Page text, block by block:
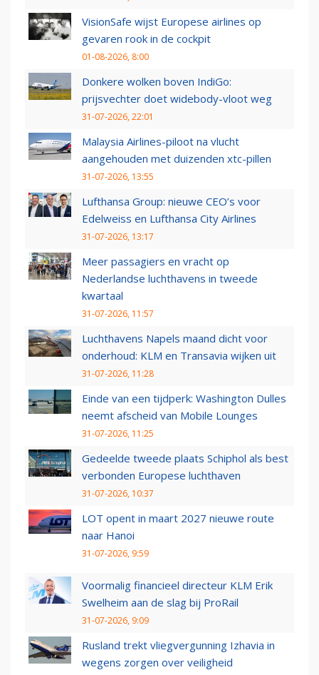
VisionSafe wijst Europese airlines op
gevaren rook in de cockpit
01-08-2026, 8:00
Donkere wolken boven IndiGo:
prijsvechter doet widebody-vloot weg
31-07-2026, 22:01
Malaysia Airlines-piloot na vlucht
aangehouden met duizenden xtc-pillen
31-07-2026, 13:55
Lufthansa Group: nieuwe CEO’s voor
Edelweiss en Lufthansa City Airlines
31-07-2026, 13:17
Meer passagiers en vracht op
Nederlandse luchthavens in tweede
kwartaal
31-07-2026, 11:57
Luchthavens Napels maand dicht voor
onderhoud: KLM en Transavia wijken uit
31-07-2026, 11:28
Einde van een tijdperk: Washington Dulles
neemt afscheid van Mobile Lounges
31-07-2026, 11:25
Gedeelde tweede plaats Schiphol als best
verbonden Europese luchthaven
31-07-2026, 10:37
LOT opent in maart 2027 nieuwe route
naar Hanoi
31-07-2026, 9:59
Voormalig financieel directeur KLM Erik
Swelheim aan de slag bij ProRail
31-07-2026, 9:09
Rusland trekt vliegvergunning Izhavia in
wegens zorgen over veiligheid